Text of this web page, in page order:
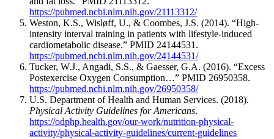
https://pubmed.ncbi.nlm.nih.gov/21113312/
Weston, K.S., Wisløff, U., & Coombes, J.S. (2014). “High-
intensity interval training in patients with lifestyle-induced
cardiometabolic disease.” PMID 24144531.
https://pubmed.ncbi.nlm.nih.gov/24144531/
Tucker, W.J., Angadi, S.S., & Gaesser, G.A. (2016). “Excess
Postexercise Oxygen Consumption…” PMID 26950358.
https://pubmed.ncbi.nlm.nih.gov/26950358/
U.S. Department of Health and Human Services. (2018).
Physical Activity Guidelines for Americans.
https://odphp.health.gov/our-work/nutrition-physical-
activity/physical-activity-guidelines/current-guidelines